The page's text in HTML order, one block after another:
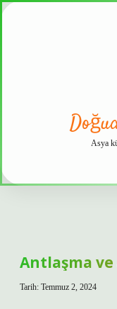
Asya
Antlaşma
Tarih: Temmuz 2, 2024